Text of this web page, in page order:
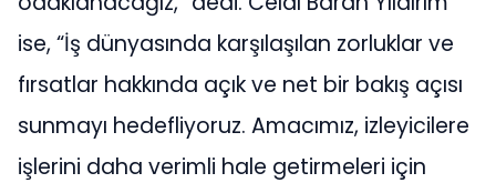
ise, “İş dünyasında karşılaşılan zorluklar ve
fırsatlar hakkında açık ve net bir bakış açısı
sunmayı hedefliyoruz. Amacımız, izleyicilere
işlerini daha verimli hale getirmeleri için